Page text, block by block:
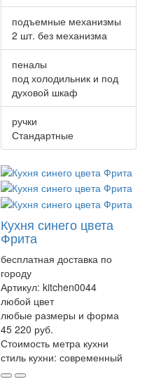
подъемные механизмы
2 шт. без механизма
пеналы
под холодильник и под
духовой шкаф
ручки
Стандартные
Кухня синего цвета
Фрита
бесплатная доставка по
городу
Артикул: kitchen0044
любой цвет
любые размеры и форма
45 220 руб.
Стоимость метра кухни
стиль кухни: современный